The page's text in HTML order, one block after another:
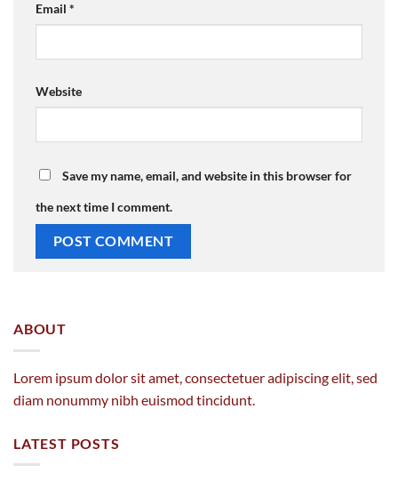
Email *
Website
Save my name, email, and website in this browser for
the next time I comment.
ABOUT
Lorem ipsum dolor sit amet, consectetuer adipiscing elit, sed
diam nonummy nibh euismod tincidunt.
LATEST POSTS